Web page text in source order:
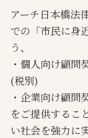
アーチ日本橋法
での「市民に身
う、
・個人向け顧問
(税別)
・企業向け顧問
をご提供するこ
い社会を強力に